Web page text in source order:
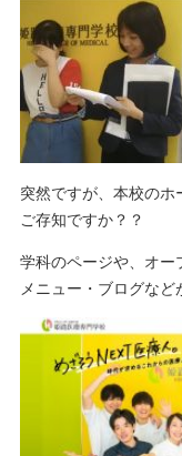
突然ですが、本校の
ご存知ですか？？
学科のページや、オー
メニュー・ブログな